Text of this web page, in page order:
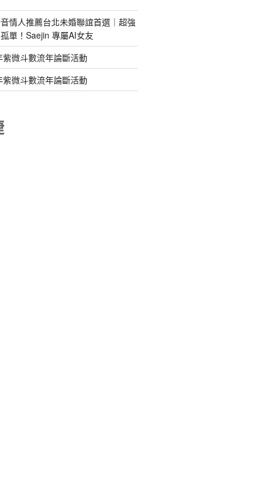
情人推薦台北未婚聯誼首選｜超強
單！Saejin 專屬AI女友
微斗數流年論斷活動
微斗數流年論斷活動